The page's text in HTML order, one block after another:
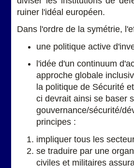
ruiner l'idéal européen.
Dans l'ordre de la symétrie,
une politique active
l'idée d'un continuum
approche globale
la politique de Sécurité
ci devrait ainsi se baser
gouvernance/sécurité/
principes :
impliquer tous les
se traduire par une
civiles et militaires